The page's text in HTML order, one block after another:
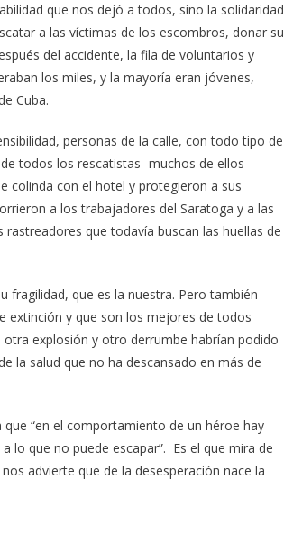
que nos dejó a todos, sino la solidaridad
a las víctimas de los escombros, donar su
del accidente, la fila de voluntarios y
los miles, y la mayoría eran jóvenes,
Cuba.
personas de la calle, con todo tipo de
todos los rescatistas -muchos de ellos
colinda con el hotel y protegieron a sus
a los trabajadores del Saratoga y a las
que todavía buscan las huellas de
fragilidad, que es la nuestra. Pero también
extinción y que son los mejores de todos
explosión y otro derrumbe habrían podido
la salud que no ha descansado en más de
que “en el comportamiento de un héroe hay
lo que no puede escapar”. Es el que mira de
advierte que de la desesperación nace la